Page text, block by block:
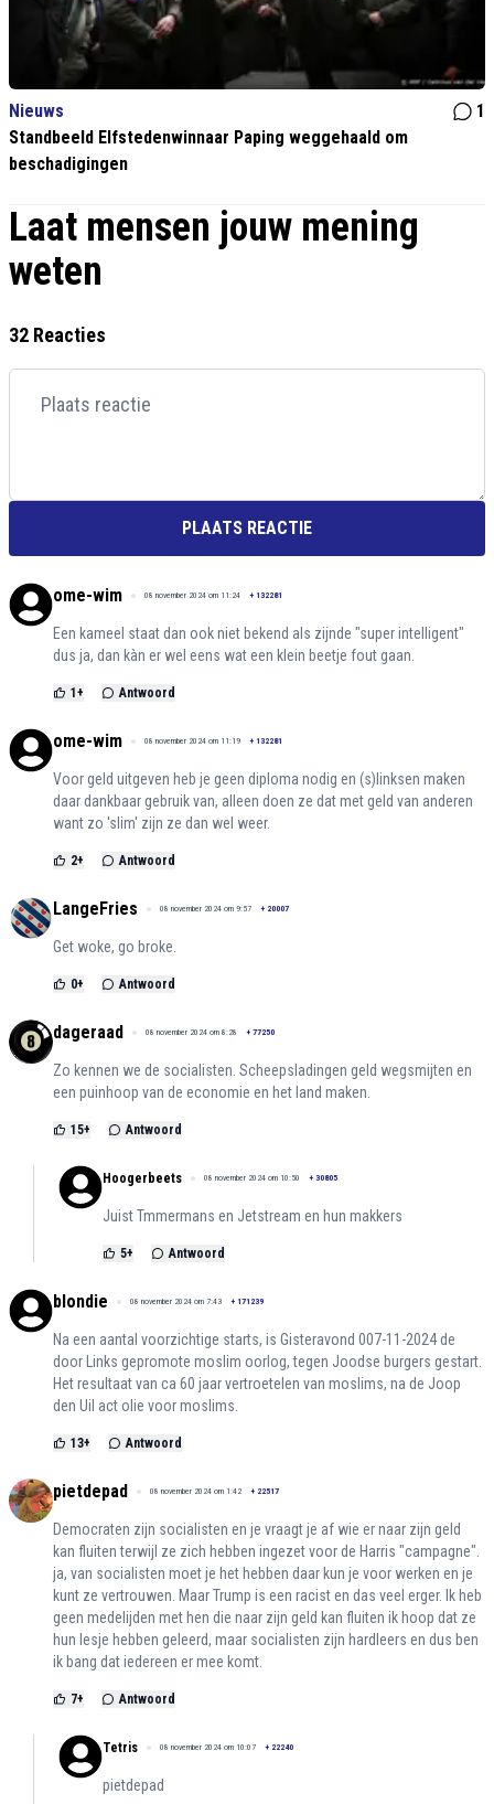
Nieuws
1
Standbeeld Elfstedenwinnaar Paping weggehaald om
beschadigingen
Laat mensen jouw mening
weten
32 Reacties
PLAATS REACTIE
ome-wim 08 november 2024 om 11:24 + 132281
Een kameel staat dan ook niet bekend als zijnde "super intelligent"
dus ja, dan kàn er wel eens wat een klein beetje fout gaan.
1 + Antwoord
ome-wim 08 november 2024 om 11:19 + 132281
Voor geld uitgeven heb je geen diploma nodig en (s)linksen maken
daar dankbaar gebruik van, alleen doen ze dat met geld van anderen
want zo 'slim' zijn ze dan wel weer.
2+ Antwoord
LangeFries 08 november 2024 om 9:57 + 20007
Get woke, go broke.
0+ Antwoord
dageraad 08 november 2024 om 8:28 + 77250
Zo kennen we de socialisten. Scheepsladingen geld wegsmijten en
een puinhoop van de economie en het land maken.
15+ Antwoord
Hoogerbeets 08 november 2024 om 10:50 + 30805
Juist Tmmermans en Jetstream en hun makkers
5+ Antwoord
blondie 08 november 2024 om 7:43 + 171239
Na een aantal voorzichtige starts, is Gisteravond 007-11-2024 de
door Links gepromote moslim oorlog, tegen Joodse burgers gestart.
Het resultaat van ca 60 jaar vertroetelen van moslims, na de Joop
den Uil act olie voor moslims.
13+ Antwoord
pietdepad 08 november 2024 om 1:42 + 22517
Democraten zijn socialisten en je vraagt je af wie er naar zijn geld
kan fluiten terwijl ze zich hebben ingezet voor de Harris "campagne".
ja, van socialisten moet je het hebben daar kun je voor werken en je
kunt ze vertrouwen. Maar Trump is een racist en das veel erger. Ik heb
geen medelijden met hen die naar zijn geld kan fluiten ik hoop dat ze
hun lesje hebben geleerd, maar socialisten zijn hardleers en dus ben
ik bang dat iedereen er mee komt.
7+ Antwoord
Tetris 08 november 2024 om 10:07 + 22240
pietdepad